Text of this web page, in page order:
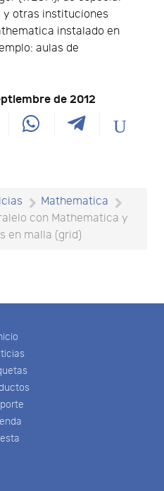
y otras instituciones
instalado en
aulas de
de 2012
Mathematica
con Mathematica y
en malla (grid)